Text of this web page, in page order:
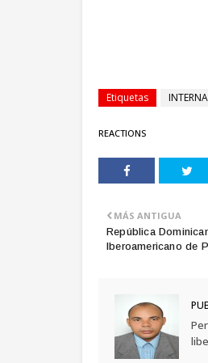
Etiquetas
REACTIONS
MÁS ANTIGUA
República
Iberoamericano de